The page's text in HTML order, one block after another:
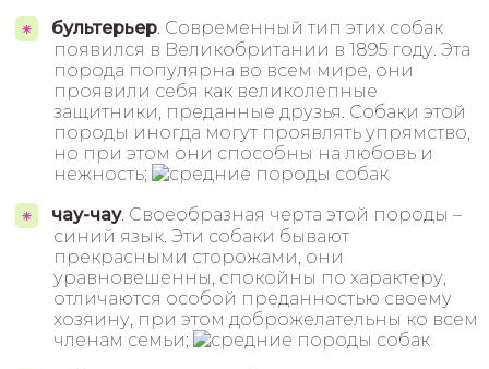
бультерьер. Современный тип этих собак
появился в Великобритании в 1895 году. Эта
порода популярна во всем мире, они
проявили себя как великолепные
защитники, преданные друзья. Собаки этой
породы иногда могут проявлять упрямство,
но при этом они способны на любовь и
нежность;
чау-чау. Своеобразная черта этой породы –
синий язык. Эти собаки бывают
прекрасными сторожами, они
уравновешенны, спокойны по характеру,
отличаются особой преданностью своему
хозяину, при этом доброжелательны ко всем
членам семьи;